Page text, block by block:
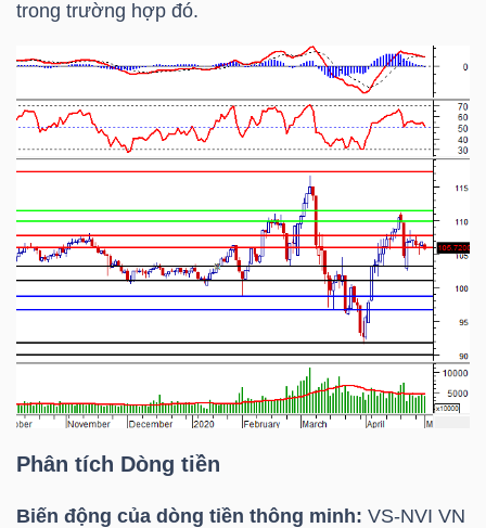
trong trường hợp đó.
Phân tích Dòng tiền
Biến động của dòng tiền thông minh: VS-NVI VN
YẾU
DÙNG
YẾU
CHĂM
SỨC
KHỎE